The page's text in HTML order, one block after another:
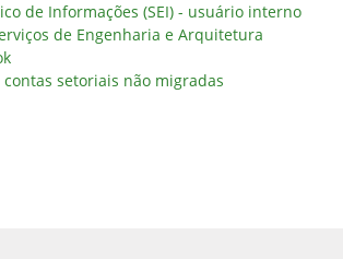
de Informações (SEI) - usuário interno
de Engenharia e Arquitetura
contas setoriais não migradas